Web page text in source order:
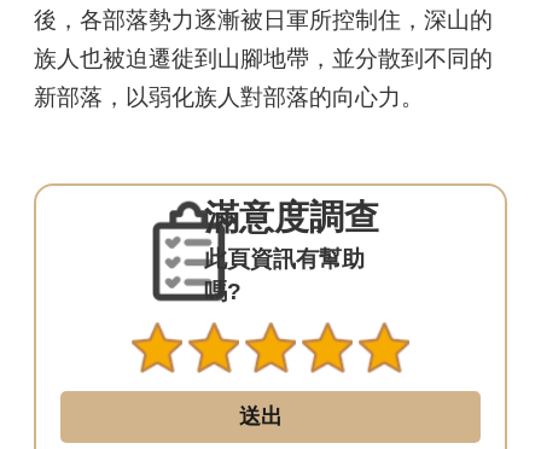
放
宣
告
後，各部落勢力逐漸被日軍所控制住，深山的
族人也被迫遷徙到山腳地帶，並分散到不同的
新部落，以弱化族人對部落的向心力。
滿意度調查
此頁資訊有幫助
嗎?